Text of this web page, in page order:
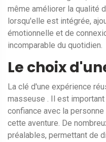
même améliorer la qualité
lorsqu'elle est intégrée,
émotionnelle et de
incomparable du quotidien.
Le choix
La clé d'une expérience
masseuse . Il est
confiance avec la
cette aventure. De
préalables, permettant de